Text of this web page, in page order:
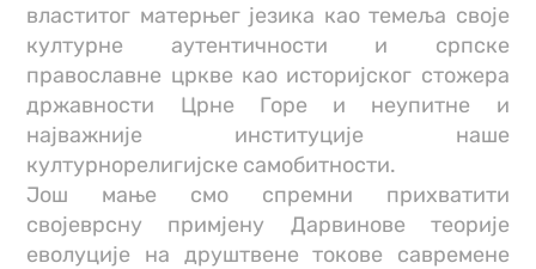
властитог матерњег језика као темеља своје
културне аутентичности и српске
православне цркве као историјског стожера
државности Црне Горе и неупитне и
најважније институције наше
културнорелигијске самобитности.
Још мање смо спремни прихватити
својеврсну примјену Дарвинове теорије
еволуције на друштвене токове савремене